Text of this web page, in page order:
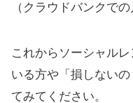
（クラウドバンクで
これからソーシャル
いる方や「損しない
てみてください。